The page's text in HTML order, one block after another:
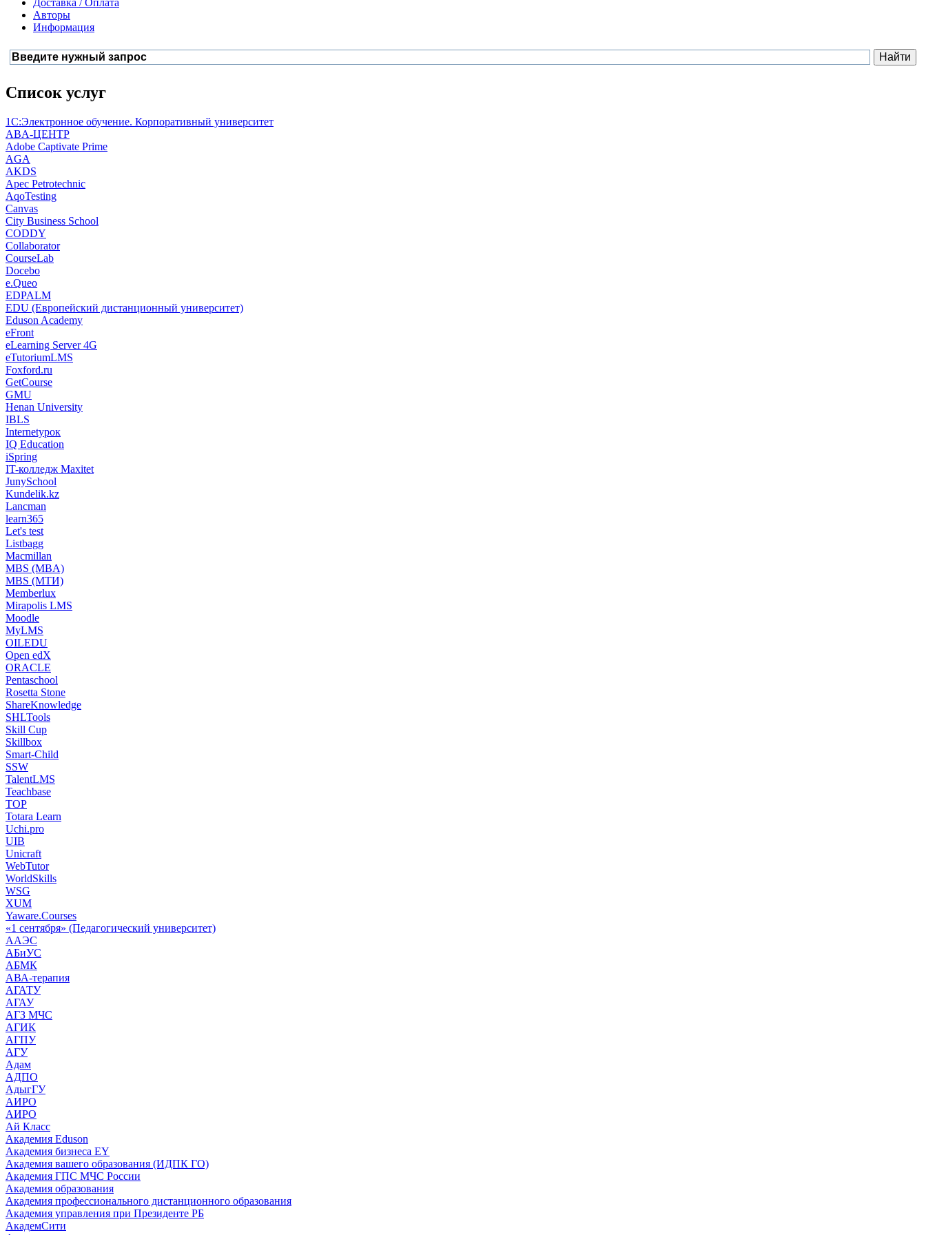
Доставка / Оплата
Авторы
Информация
Список услуг
1С:Электронное обучение. Корпоративный университет
ABA-ЦЕНТР
Adobe Captivate Prime
AGA
AKDS
Apec Petrotechnic
AqoTesting
Canvas
City Business School
CODDY
Collaborator
CourseLab
Docebo
e.Queo
EDPALM
EDU (Европейский дистанционный университет)
Eduson Academy
eFront
eLearning Server 4G
eTutoriumLMS
Foxford.ru
GetCourse
GMU
Henan University
IBLS
Internetурок
IQ Education
iSpring
IT-колледж Maxitet
JunySchool
Kundelik.kz
Lancman
learn365
Let's test
Listbagg
Macmillan
MBS (MBA)
MBS (МТИ)
Memberlux
Mirapolis LMS
Moodle
MyLMS
OILEDU
Open edX
ORACLE
Pentaschool
Rosetta Stone
ShareKnowledge
SHLTools
Skill Cup
Skillbox
Smart-Child
SSW
TalentLMS
Teachbase
TOP
Totara Learn
Uchi.pro
UIB
Unicraft
WebTutor
WorldSkills
WSG
XUM
Yaware.Courses
«1 сентября» (Педагогический университет)
ААЭС
АБиУС
АБМК
АВА-терапия
АГАТУ
АГАУ
АГЗ МЧС
АГИК
АГПУ
АГУ
Адам
АДПО
АдыгГУ
АИРО
АИРО
Ай Класс
Академия Eduson
Академия бизнеса EY
Академия вашего образования (ИДПК ГО)
Академия ГПС МЧС России
Академия образования
Академия профессионального дистанционного образования
Академия управления при Президенте РБ
АкадемСити